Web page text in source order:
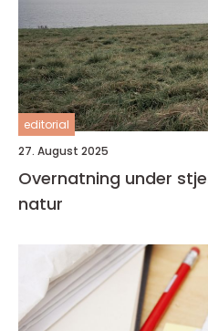
editorial
27. August 2025
Overnatning under
natur